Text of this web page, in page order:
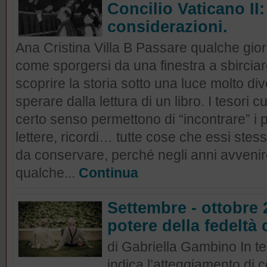
Concilio Vaticano
considerazioni.
Ana Cristina Villa B Passare qualche
come sporgersi da una finestra a
scoprire la storia sotto una luce molto
sperare dalla lettura di un libro. I tesori
certo senso permettono di “incontrare” i
lettere, ricordi… tutte cose che essi
da conservare, perché negli anni
qualche... Continua
Settembre - ottobre
potere della fedeltà
di Gabriella Gambino In